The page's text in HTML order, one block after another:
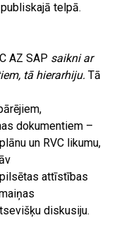
telpā.
AZ SAP saikni ar
tā hierarhiju. Tā
dokumentiem –
un RVC likumu,
attīstības
diskusiju.